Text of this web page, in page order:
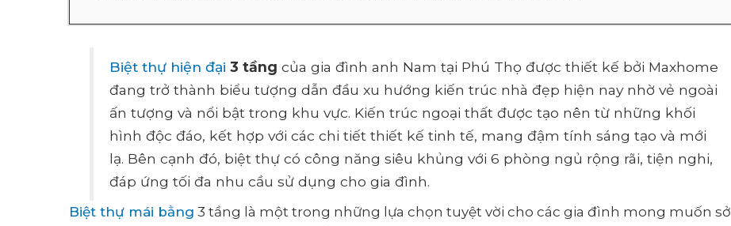
Biệt thự hiện đại 3 tầng của gia đình anh Nam tại Phú Thọ được thiết kế bởi Maxhome
đang trở thành biểu tượng dẫn đầu xu hướng kiến trúc nhà đẹp hiện nay nhờ vẻ ngoài
ấn tượng và nổi bật trong khu vực. Kiến trúc ngoại thất được tạo nên từ những khối
hình độc đáo, kết hợp với các chi tiết thiết kế tinh tế, mang đậm tính sáng tạo và mới
lạ. Bên cạnh đó, biệt thự có công năng siêu khủng với 6 phòng ngủ rộng rãi, tiện nghi,
đáp ứng tối đa nhu cầu sử dụng cho gia đình.
Biệt thự mái bằng 3 tầng là một trong những lựa chọn tuyệt vời cho các gia đình mong muốn sở